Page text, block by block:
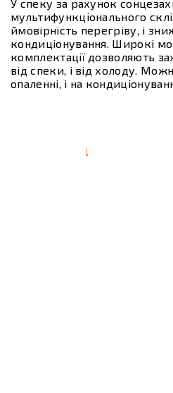
У спеку за рахунок
мультифункціонального
ймовірність перегріву, і
кондиціонування. Широкі
комплектації дозволяють
від спеки, і від холоду.
опаленні, і на